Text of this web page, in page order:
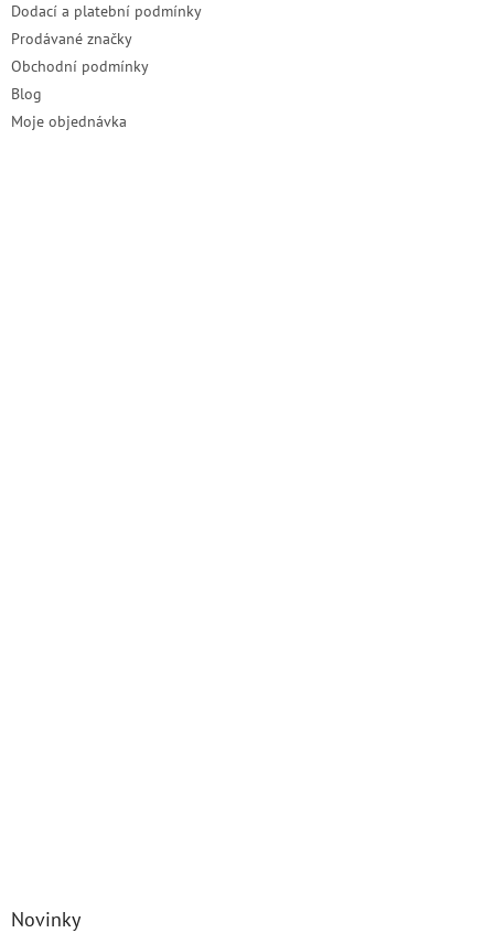
Dodací a platební podmínky
Prodávané značky
Obchodní podmínky
Blog
Moje objednávka
Novinky